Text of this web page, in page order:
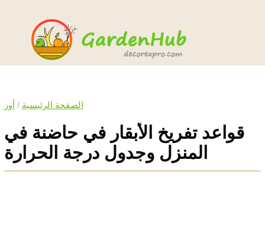
الصفحة الرئيسية / أوز
قواعد تفريخ الأبقار في حاضنة في
المنزل وجدول درجة الحرارة